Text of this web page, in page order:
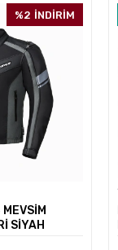
%2 İNDİRİM
SİYAH